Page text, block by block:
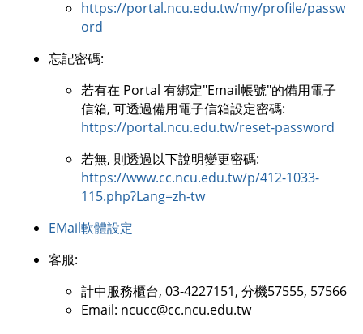
https://portal.ncu.edu.tw/my/profile/passw
ord
忘記密碼:
若有在 Portal 有綁定"Email帳號"的備用電子
信箱, 可透過備用電子信箱設定密碼:
https://portal.ncu.edu.tw/reset-password
若無, 則透過以下說明變更密碼:
https://www.cc.ncu.edu.tw/p/412-1033-
115.php?Lang=zh-tw
EMail軟體設定
客服:
計中服務櫃台, 03-4227151, 分機57555, 57566
Email: ncucc@cc.ncu.edu.tw